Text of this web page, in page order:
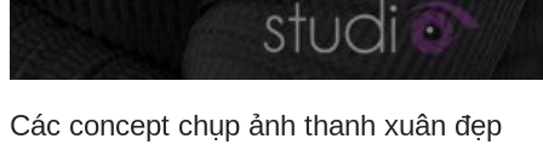
Các concept chụp ảnh thanh xuân đẹp